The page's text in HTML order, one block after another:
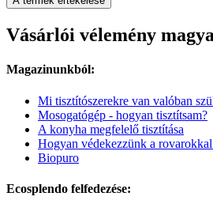
Vásárlói vélemény
Magazinunkból:
Mi tisztítószerekre van valóban
Mosogatógép - hogyan tisztítsam?
A konyha megfelelő tisztítása
Hogyan védekezzünk a rovarokkal
Biopuro
Ecosplendo felfedezése: